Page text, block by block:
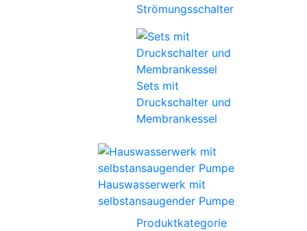
Strömungsschalter
Sets mit
Druckschalter und
Membrankessel
Hauswasserwerk mit
selbstansaugender Pumpe
Produktkategorie